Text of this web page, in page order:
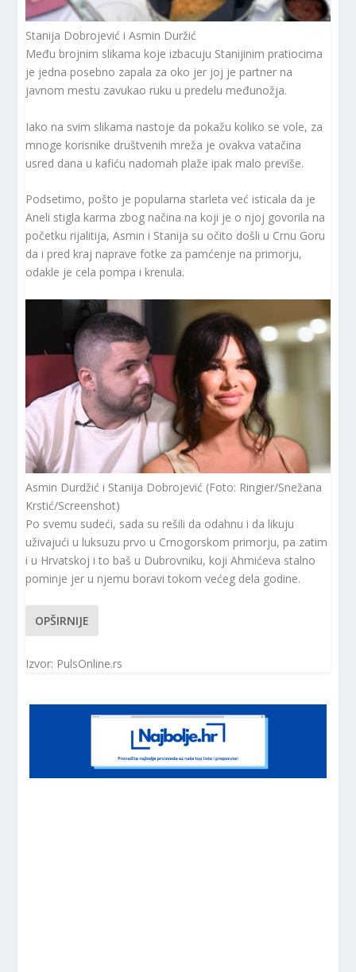
Stanija Dobrojević i Asmin Duržić
Među brojnim slikama koje izbacuju Stanijinim pratiocima
je jedna posebno zapala za oko jer joj je partner na
javnom mestu zavukao ruku u predelu međunožja.
Iako na svim slikama nastoje da pokažu koliko se vole, za
mnoge korisnike društvenih mreža je ovakva vatačina
usred dana u kafiću nadomah plaže ipak malo previše.
Podsetimo, pošto je popularna starleta već isticala da je
Aneli stigla karma zbog načina na koji je o njoj govorila na
početku rijalitija, Asmin i Stanija su očito došli u Crnu Goru
da i pred kraj naprave fotke za pamćenje na primorju,
odakle je cela pompa i krenula.
Asmin Durdžić i Stanija Dobrojević (Foto: Ringier/Snežana
Krstić/Screenshot)
Po svemu sudeći, sada su rešili da odahnu i da likuju
uživajući u luksuzu prvo u Crnogorskom primorju, pa zatim
i u Hrvatskoj i to baš u Dubrovniku, koji Ahmićeva stalno
pominje jer u njemu boravi tokom većeg dela godine.
OPŠIRNIJE
Izvor: PulsOnline.rs